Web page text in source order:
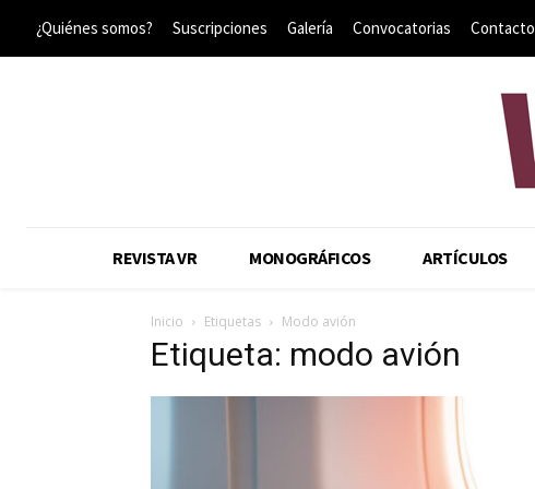
¿Quiénes somos? Suscripciones Galería Convocatorias Contacto
REVISTA VR MONOGRÁFICOS ARTÍCULOS
Inicio Etiquetas Modo avión
Etiqueta: modo avión